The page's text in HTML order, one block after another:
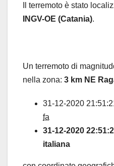
Il terremoto è stato
INGV-OE (Catania).
Un terremoto di
nella zona: 3 km NE
31-12-2020
fa
31-12-2020
italiana